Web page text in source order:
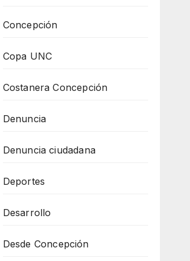
Concepción
Copa UNC
Costanera Concepción
Denuncia
Denuncia ciudadana
Deportes
Desarrollo
Desde Concepción